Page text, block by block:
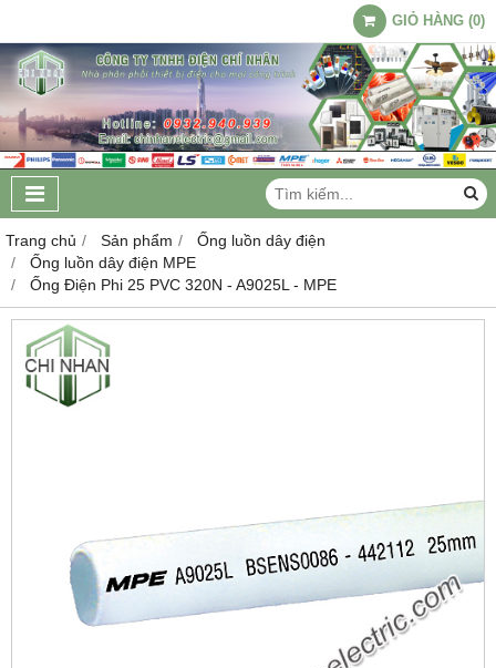
GIỎ HÀNG (0)
Trang chủ Sản phẩm
Ống luồn dây điện
Ống luồn dây điện MPE
Ống Điện Phi 25 PVC 320N - A9025L - MPE